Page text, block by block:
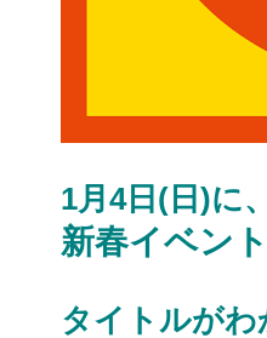
1月4日(日)に
新春イベン
タイトルが